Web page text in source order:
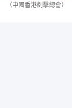
（中國香港劍擊總會）